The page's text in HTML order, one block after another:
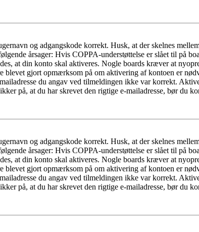
og adgangskode korrekt. Husk, at der skelnes
årsager: Hvis COPPA-understøttelse er slået til på
at din konto skal aktiveres. Nogle boards kræver at
gjort opmærksom på om aktivering af kontoen er
du angav ved tilmeldingen ikke var korrekt.
på, at du har skrevet den rigtige e-mailadresse, bør du
og adgangskode korrekt. Husk, at der skelnes
årsager: Hvis COPPA-understøttelse er slået til på
at din konto skal aktiveres. Nogle boards kræver at
gjort opmærksom på om aktivering af kontoen er
du angav ved tilmeldingen ikke var korrekt.
på, at du har skrevet den rigtige e-mailadresse, bør du